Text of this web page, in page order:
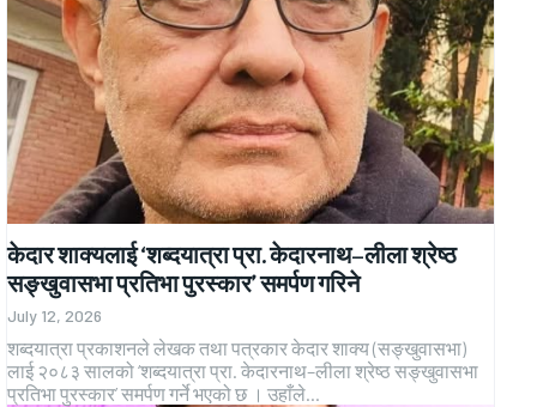
केदार शाक्यलाई ‘शब्दयात्रा प्रा. केदारनाथ–लीला श्रेष्ठ
सङ्खुवासभा प्रतिभा पुरस्कार’ समर्पण गरिने
July 12, 2026
शब्दयात्रा प्रकाशनले लेखक तथा पत्रकार केदार शाक्य (सङ्खुवासभा)
लाई २०८३ सालको ‘शब्दयात्रा प्रा. केदारनाथ–लीला श्रेष्ठ सङ्खुवासभा
प्रतिभा पुरस्कार’ समर्पण गर्ने भएको छ । उहाँले...